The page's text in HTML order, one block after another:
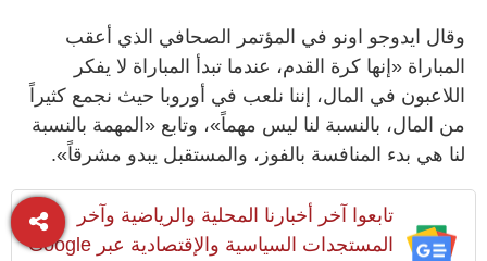
وقال ايدوجو اونو في المؤتمر الصحافي الذي أعقب
المباراة «إنها كرة القدم، عندما تبدأ المباراة لا يفكر
اللاعبون في المال، إننا نلعب في أوروبا حيث نجمع كثيراً
من المال، بالنسبة لنا ليس مهماً»، وتابع «المهمة بالنسبة
لنا هي بدء المنافسة بالفوز، والمستقبل يبدو مشرقاً».
تابعوا آخر أخبارنا المحلية والرياضية وآخر
المستجدات السياسية والإقتصادية عبر Google